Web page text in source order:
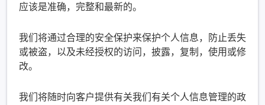
应该是准确，完整和最新的。
我们将通过合理的安全保护来保护个人信息，防止丢失
或被盗，以及未经授权的访问，披露，复制，使用或修
改。
我们将随时向客户提供有关我们有关个人信息管理的政